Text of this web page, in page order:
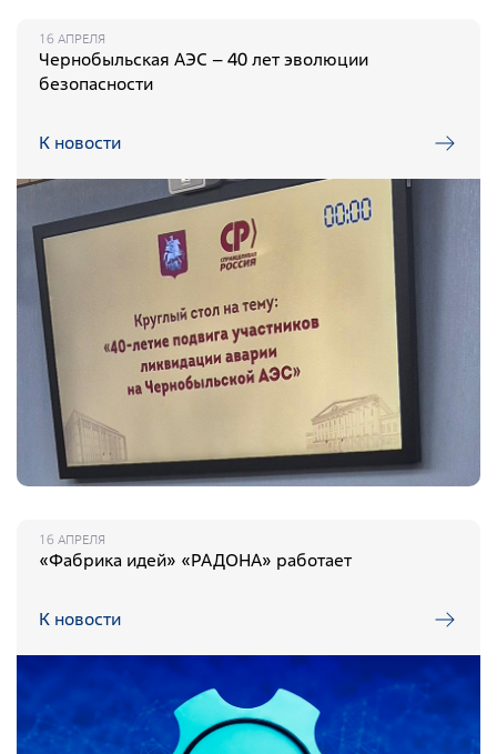
16 АПРЕЛЯ
Чернобыльская АЭС – 40 лет эволюции
безопасности
К новости
16 АПРЕЛЯ
«Фабрика идей» «РАДОНА» работает
К новости